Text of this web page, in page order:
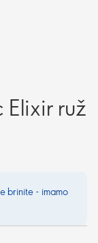
ruž
brinite - imamo